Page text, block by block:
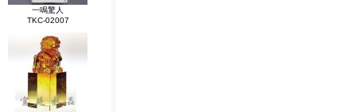
一鳴驚人
TKC-02007